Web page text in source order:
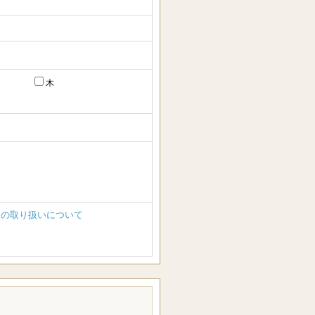
木
取り扱いについて